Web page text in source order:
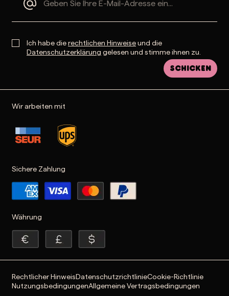
Ich habe dierechtlichen Hinweiseund die
Datenschutzerklärung gelesen und stimme ihnen zu.
Schicken
Wir arbeiten mit
Sichere Zahlung
Währung
Rechtlicher HinweisDatenschutzrichtlinieCookie-Richtlinie
NutzungsbedingungenAllgemeine Vertragsbedingungen